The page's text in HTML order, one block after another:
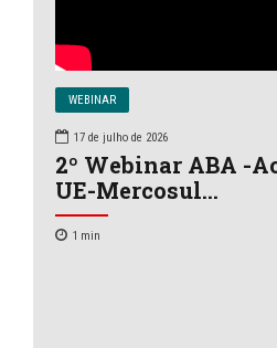
WEBINAR
17 de julho de 2026
2º Webinar ABA -
UE-Mercosul…
1 min